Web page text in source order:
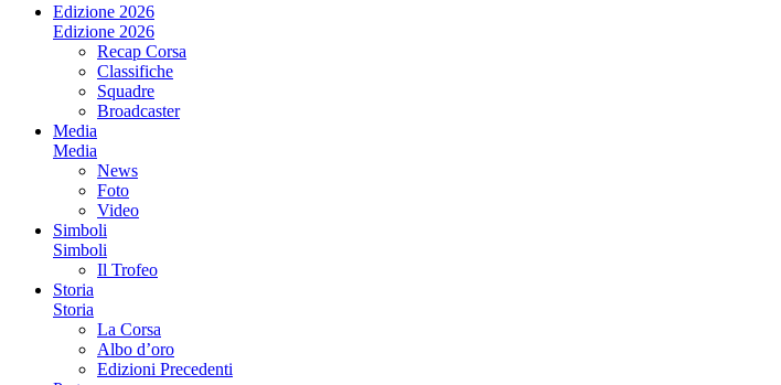
Edizione 2026
Edizione 2026
Recap Corsa
Classifiche
Squadre
Broadcaster
Media
Media
News
Foto
Video
Simboli
Simboli
Il Trofeo
Storia
Storia
La Corsa
Albo d’oro
Edizioni Precedenti